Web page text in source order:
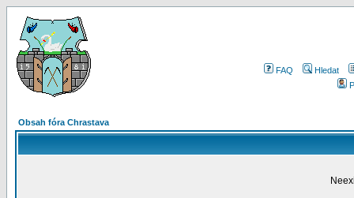
FAQ
Hledat
Obsah fóra Chrastava